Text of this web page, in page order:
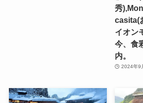
秀
casita(
イオン
今、食
内。
2024年9